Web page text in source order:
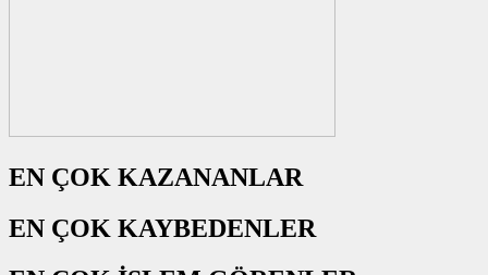
EN ÇOK KAZANANLAR
EN ÇOK KAYBEDENLER